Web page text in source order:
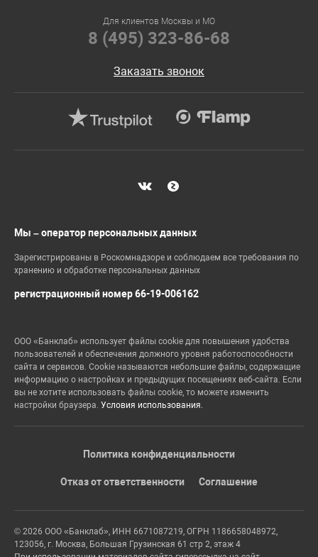
Для клиентов Москвы и МО
8 (495) 323-86-68
Заказать звонок
Мы – оператор персональных данных
Зарегистрированы в Роскомнадзоре и соблюдаем все требования по
хранению и обработке персональных данных
регистрационный номер 66-19-006162
ООО «Банклаб» использует файлы cookie для повышения удобства
пользователей и обеспечения должного уровня работоспособности
сайта и сервисов. Cookie называются небольшие файлы, содержащие
информацию о настройках и предыдущих посещениях веб-сайта. Если
вы не хотите использовать файлы cookie, то можете изменить
настройки браузера. Условия использования.
Политика конфиденциальности
Отказ от ответственности Соглашение
© 2026 ООО «Банклаб», ИНН 6671087219, ОГРН 1186658048972,
123056, г. Москва, Большая Грузинская 61 стр 2, этаж 4